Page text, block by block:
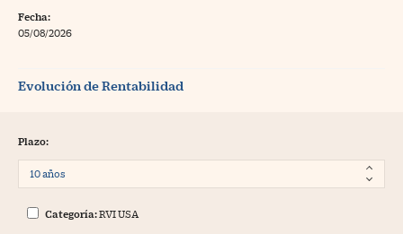
Fecha:
05/08/2026
Evolución de Rentabilidad
Plazo:
Categoría:RVI USA